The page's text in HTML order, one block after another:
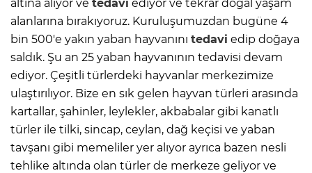
altına alıyor ve tedavi ediyor ve tekrar doğal yaşam
alanlarına bırakıyoruz. Kuruluşumuzdan bugüne 4
bin 500'e yakın yaban hayvanını tedavi edip doğaya
saldık. Şu an 25 yaban hayvanının tedavisi devam
ediyor. Çeşitli türlerdeki hayvanlar merkezimize
ulaştırılıyor. Bize en sık gelen hayvan türleri arasında
kartallar, şahinler, leylekler, akbabalar gibi kanatlı
türler ile tilki, sincap, ceylan, dağ keçisi ve yaban
tavşanı gibi memeliler yer alıyor ayrıca bazen nesli
tehlike altında olan türler de merkeze geliyor ve